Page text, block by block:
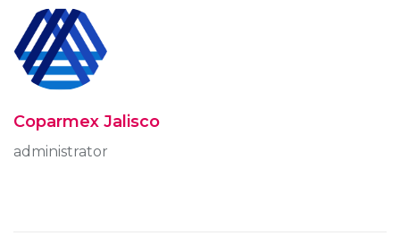
Coparmex Jalisco
administrator